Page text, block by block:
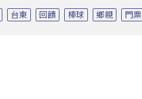
台東 回饋 棒球 鄉親 門票